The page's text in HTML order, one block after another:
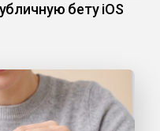
бету iOS